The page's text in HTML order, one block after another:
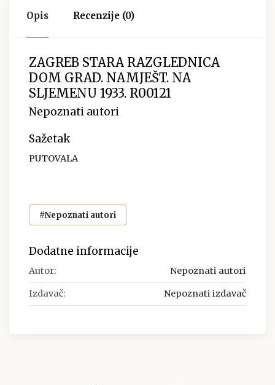
Opis Recenzije (0)
ZAGREB STARA RAZGLEDNICA
DOM GRAD. NAMJEŠT. NA
SLJEMENU 1933. R00121
Nepoznati autori
Sažetak
PUTOVALA
#Nepoznati autori
Dodatne informacije
Autor: Nepoznati autori
Izdavač: Nepoznati izdavač